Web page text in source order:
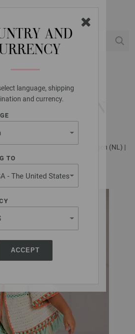
AND
language, shipping
and currency.
TO
- The United States
ACCEPT
LANA GROSSA
SOFT COTTON
(DE) + Breibeschrijvingen (NL) |
Model 22